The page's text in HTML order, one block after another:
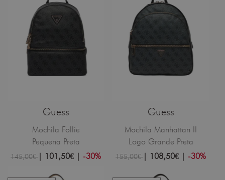
Guess
Mochila Follie
Pequena Preta
145,00€| 101,50€ | -30%
Guess
Mochila Manhattan II
Logo Grande Preta
155,00€| 108,50€ | -30%